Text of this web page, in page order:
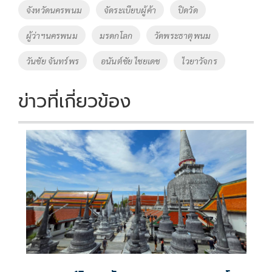
o
k
Li
Tags
จังหวัดนครพนม จัดระเบียบผู้ค้า ปิดวัด
ผู้ว่าฯนครพนม มรดกโลก วัดพระธาตุพนม
วันชัย จันทร์พร อนันต์ชัย ไชยเดช ไวยาวัจกร
ข่าวที่เกี่ยวข้อง